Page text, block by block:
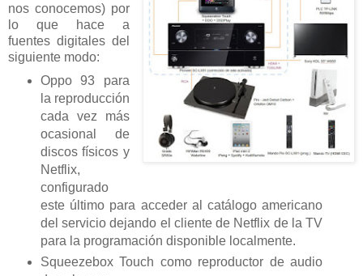
nos conocemos) por
lo que hace a
fuentes digitales del
siguiente modo:
Oppo 93 para
la reproducción
cada vez más
ocasional de
discos físicos y
Netflix,
configurado
este último para acceder al catálogo americano
del servicio dejando el cliente de Netflix de la TV
para la programación disponible localmente.
Squeezebox Touch como reproductor de audio